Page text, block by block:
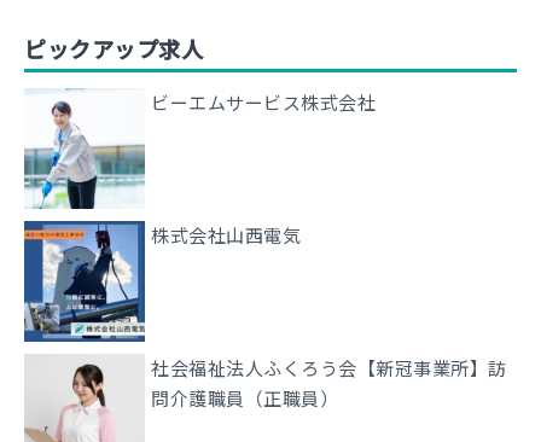
ピックアップ求人
ビーエムサービス株式会社
株式会社山西電気
社会福祉法人ふくろう会【新冠事業所】訪
問介護職員（正職員）